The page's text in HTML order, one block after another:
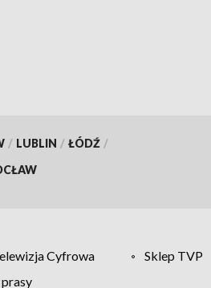
/ LUBLIN / ŁÓDŹ /
Cyfrowa
Sklep TVP